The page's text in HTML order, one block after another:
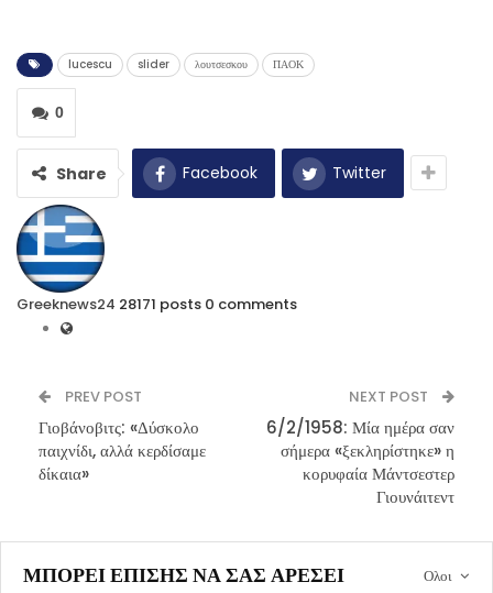
lucescu slider λουτσεσκου ΠΑΟΚ
0
Share Facebook Twitter
Greeknews24 28171 posts 0 comments
PREV POST
Γιοβάνοβιτς: «Δύσκολο
παιχνίδι, αλλά κερδίσαμε
δίκαια»
NEXT POST
6/2/1958: Μία ημέρα σαν
σήμερα «ξεκληρίστηκε» η
κορυφαία Μάντσεστερ
Γιουνάιτεντ
Ολοι
ΜΠΟΡΕΊ ΕΠΊΣΗΣ ΝΑ ΣΑΣ ΑΡΈΣΕΙ